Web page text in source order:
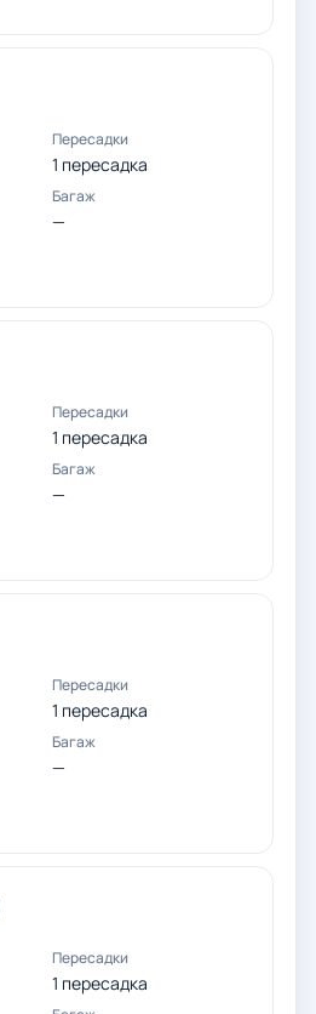
1 пересадка
—
1 пересадка
—
1 пересадка
—
1 пересадка